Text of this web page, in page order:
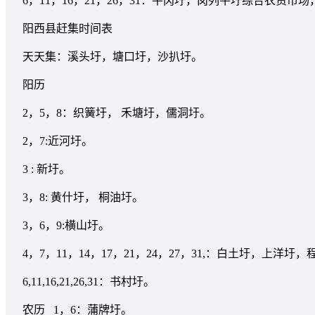
阳西县赶集时间表
天天集：溪头圩，塘口圩，沙扒圩。
阳历
2，5，8：织簧圩， 禾塘圩，儒洞圩。
2，7:近河圩。
3 : 新圩。
3，8: 黄什圩， 桐油圩。
3，6，9:横山圩。
4，7，11，14，17，21，24，27，31,：白土圩，上洋圩，
6,11,16,21,26,31：书村圩。
农历 1，6：蒲牌圩。